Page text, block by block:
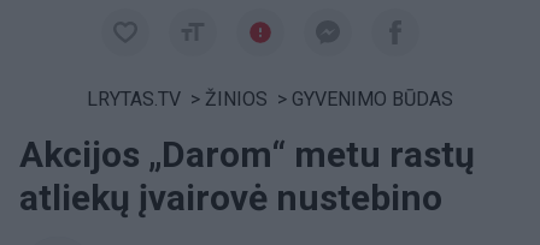
LRYTAS.TV > ŽINIOS > GYVENIMO BŪDAS
Akcijos „Darom“ metu rastų
atliekų įvairovė nustebino